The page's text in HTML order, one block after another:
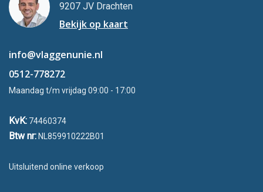
9207 JV Drachten
Bekijk op kaart
info@vlaggenunie.nl
0512-778272
Maandag t/m vrijdag 09:00 - 17:00
KvK: 74460374
Btw nr: NL859910222B01
Uitsluitend online verkoop